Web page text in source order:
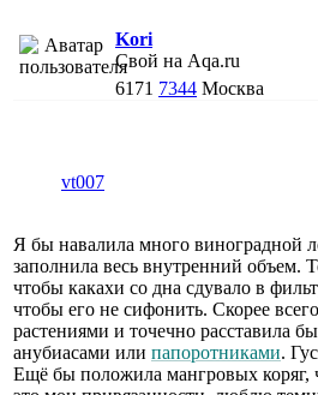
Kori
Свой на Aqa.ru
6171 7344 Москва
vt007
Я бы навалила много виноградной
заполнила весь внутренний объем.
чтобы какахи со дна сдувало в
чтобы его не сифонить. Скорее
растениями и точечно расставила
анубиасами или папоротниками.
Ещё бы положила мангровых коряг,